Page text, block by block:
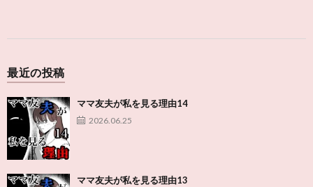
最近の投稿
ママ友夫が私を見る理由14
2026.06.25
ママ友夫が私を見る理由13